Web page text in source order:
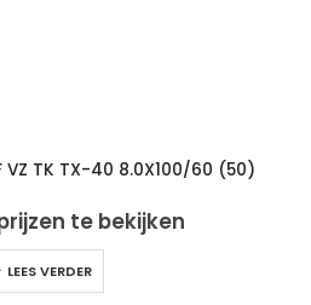
VZ TK TX-40 8.0X100/60 (50)
te bekijken
LEES VERDER